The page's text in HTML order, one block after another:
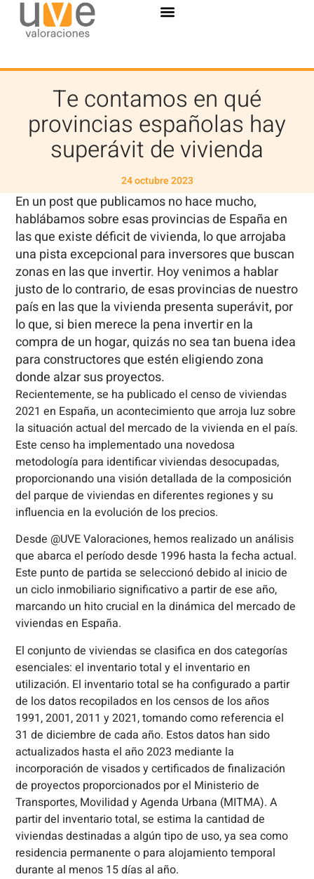
Te contamos en qué
provincias españolas hay
superávit de vivienda
24 octubre 2023
En un post que publicamos no hace mucho,
hablábamos sobre esas provincias de España en
las que existe déficit de vivienda, lo que arrojaba
una pista excepcional para inversores que buscan
zonas en las que invertir. Hoy venimos a hablar
justo de lo contrario, de esas provincias de nuestro
país en las que la vivienda presenta superávit, por
lo que, si bien merece la pena invertir en la
compra de un hogar, quizás no sea tan buena idea
para constructores que estén eligiendo zona
donde alzar sus proyectos.
Recientemente, se ha publicado el censo de viviendas
2021 en España, un acontecimiento que arroja luz sobre
la situación actual del mercado de la vivienda en el país.
Este censo ha implementado una novedosa
metodología para identificar viviendas desocupadas,
proporcionando una visión detallada de la composición
del parque de viviendas en diferentes regiones y su
influencia en la evolución de los precios.
Desde @UVE Valoraciones, hemos realizado un análisis
que abarca el período desde 1996 hasta la fecha actual.
Este punto de partida se seleccionó debido al inicio de
un ciclo inmobiliario significativo a partir de ese año,
marcando un hito crucial en la dinámica del mercado de
viviendas en España.
El conjunto de viviendas se clasifica en dos categorías
esenciales: el inventario total y el inventario en
utilización. El inventario total se ha configurado a partir
de los datos recopilados en los censos de los años
1991, 2001, 2011 y 2021, tomando como referencia el
31 de diciembre de cada año. Estos datos han sido
actualizados hasta el año 2023 mediante la
incorporación de visados y certificados de finalización
de proyectos proporcionados por el Ministerio de
Transportes, Movilidad y Agenda Urbana (MITMA). A
partir del inventario total, se estima la cantidad de
viviendas destinadas a algún tipo de uso, ya sea como
residencia permanente o para alojamiento temporal
durante al menos 15 días al año.